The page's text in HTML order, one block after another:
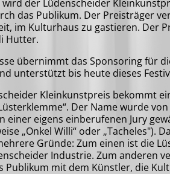
wird der Lüdenscheider
das Publikum. Der Preisträger
im Kulturhaus zu gastieren. Der
Hutter.
übernimmt das Sponsoring für
unterstützt bis heute dieses
Kleinkunstpreis bekommt
Der Name wurde
einer eigens einberufenen Jury
„Onkel Willi“ oder „Tacheles").
Gründe: Zum einen ist die
Industrie. Zum anderen
Publikum mit dem Künstler, die